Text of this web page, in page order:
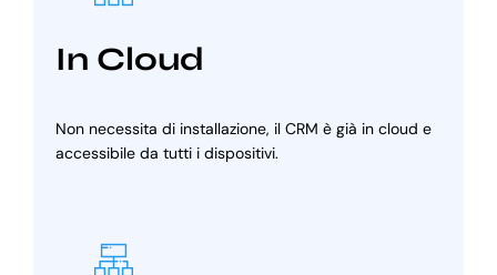
In Cloud
Non necessita di installazione, il CRM è già in cloud e
accessibile da tutti i dispositivi.